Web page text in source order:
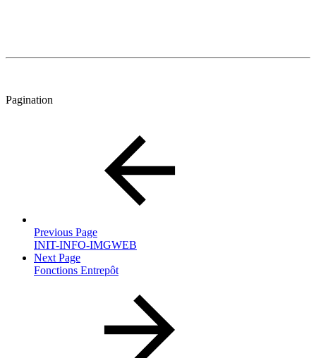
Pagination
Previous Page
INIT-INFO-IMGWEB
Next Page
Fonctions Entrepôt